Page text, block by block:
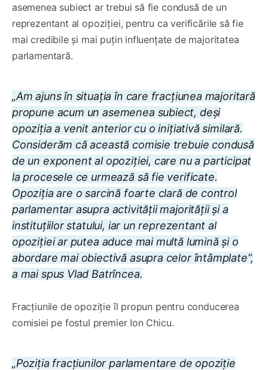
asemenea subiect ar trebui să fie condusă de un
reprezentant al opoziției, pentru ca verificările să fie
mai credibile și mai puțin influențate de majoritatea
parlamentară.
„Am ajuns în situația în care fracțiunea majoritară
propune acum un asemenea subiect, deși
opoziția a venit anterior cu o inițiativă similară.
Considerăm că această comisie trebuie condusă
de un exponent al opoziției, care nu a participat
la procesele ce urmează să fie verificate.
Opoziția are o sarcină foarte clară de control
parlamentar asupra activității majorității și a
instituțiilor statului, iar un reprezentant al
opoziției ar putea aduce mai multă lumină și o
abordare mai obiectivă asupra celor întâmplate”,
a mai spus Vlad Batrîncea.
Fracțiunile de opoziție îl propun pentru conducerea
comisiei pe fostul premier Ion Chicu.
„Poziția fracțiunilor parlamentare de opoziție